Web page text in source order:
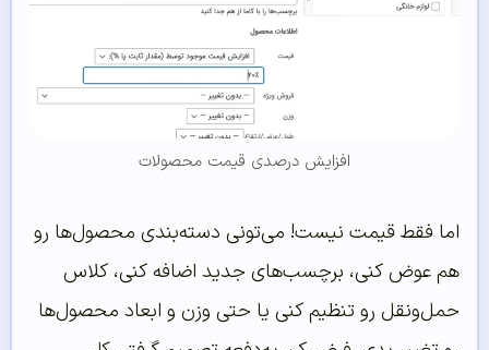
افزایش درصدی قیمت محصولات
اما فقط قیمت نیست! می‌تونی دسته‌بندی محصول‌ها رو
هم عوض کنی، برچسب‌های جدید اضافه کنی، کلاس
حمل‌ونقل رو تنظیم کنی یا حتی وزن و ابعاد محصول‌ها